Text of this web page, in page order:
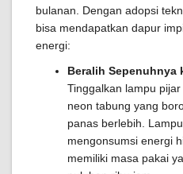
bulanan. Dengan adopsi
bisa mendapatkan dapur
energi:
Beralih Sepenuhnya
Tinggalkan lampu
neon tabung yang
panas berlebih.
mengonsumsi energi
memiliki masa pakai